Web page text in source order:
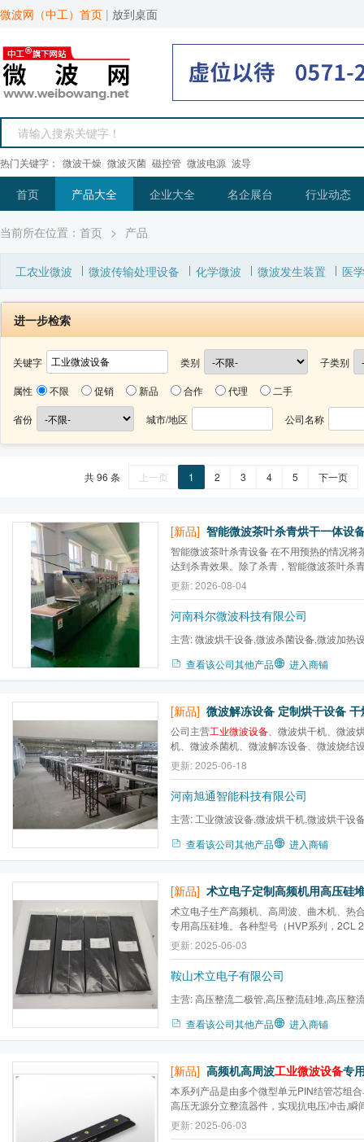
微波网（中工）首页 | 放到桌面
热门关键字： 微波干燥 微波灭菌 磁控管 微波电源 波导
首页 产品大全 企业大全 名企展台 行业动态
当前所在位置： 首页 > 产品
工农业微波 微波传输处理设备 化学微波 微波发生装置 医
进一步检索
关键字 类别 子类别
属性 不限 促销 新品 合作 代理 二手
省份 城市/地区 公司名称
共 96 条 上一页 1 2 3 4 5 下一页
[新品] 智能微波茶叶杀青烘干一体设
智能微波茶叶杀青设备 在不用预热的情况将
达到杀青效果。除了杀青，智能微波茶叶杀
叶、玫瑰花、金银花、桃花、桂花、菊花等
更新: 2026-08-04
河南科尔微波科技有限公司
主营:微波烘干设备,微波杀菌设备,微波加热
查看该公司其他产品 进入商铺
[新品] 微波解冻设备 定制烘干设备
公司主营工业微波设备 、微波烘干机、微波
机、微波杀菌机、微波解冻设备、微波烧结
机、微波提温保鲜设备、微波真空干燥设备
更新: 2025-06-18
河南旭通智能科技有限公司
主营: 工业微波设备,微波烘干机,微波烘干设
查看该公司其他产品 进入商铺
[新品]
术立电子生产高频机、高周波、曲木机、热
专用高压硅堆。各种型号（HVP系列，2CL
证，价格优惠，欢迎前来咨询选购。
更新: 2025-06-03
鞍山术立电子有限公司
主营:高压整流二极管,高压整流硅堆,高压整
查看该公司其他产品 进入商铺
[新品] 高频机高周波工业微波设备专用
本系列产品是由多个微型单元PIN结管芯组
高压无源分立整流器件，实现抗电压冲击,瞬
耐电压的独立单元。有效提高了工业微波干
用性。
更新: 2025-06-03